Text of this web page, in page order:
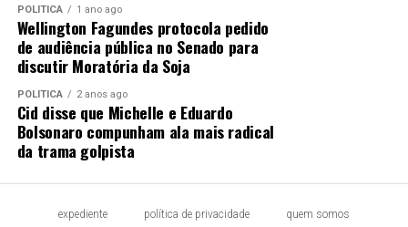
POLÍTICA 1 ano ago
Wellington Fagundes protocola pedido
de audiência pública no Senado para
discutir Moratória da Soja
POLÍTICA 2 anos ago
Cid disse que Michelle e Eduardo
Bolsonaro compunham ala mais radical
da trama golpista
expediente política de privacidade quem somos